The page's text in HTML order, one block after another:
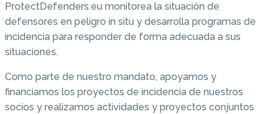
ProtectDefenders.eu monitorea la situación de
defensores en peligro in situ y desarrolla programas de
incidencia para responder de forma adecuada a sus
situaciones.
Como parte de nuestro mandato, apoyamos y
financiamos los proyectos de incidencia de nuestros
socios y realizamos actividades y proyectos conjuntos